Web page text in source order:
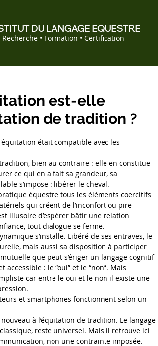
DU LANGAGE EQUESTRE
Recherche • Formation • Certification
est-elle
de tradition ?
était compatible avec les
bien au contraire : elle en constitue
ce qui en a fait sa grandeur, sa
s’impose : libérer le cheval.
équestre tous les éléments coercitifs
qui créent de l’inconfort ou pire
illusoire d’espérer bâtir une relation
tout dialogue se ferme.
s’installe. Libéré de ses entraves, le
mais aussi sa disposition à participer
que peut s’ériger un langage cognitif
: le “oui” et le “non”. Mais
car entre le oui et le non il existe une
et smartphones fonctionnent selon un
à l’équitation de tradition. Le langage
reste universel. Mais il retrouve ici
non une contrainte imposée.